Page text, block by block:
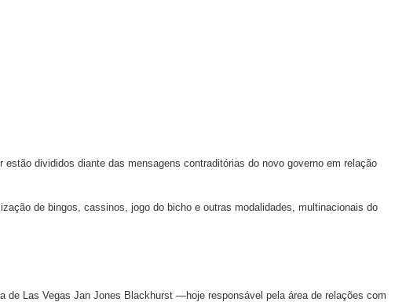
divididos diante das mensagens contraditórias do novo governo em relação
de bingos, cassinos, jogo do bicho e outras modalidades, multinacionais do
de Las Vegas Jan Jones Blackhurst —hoje responsável pela área de relações com